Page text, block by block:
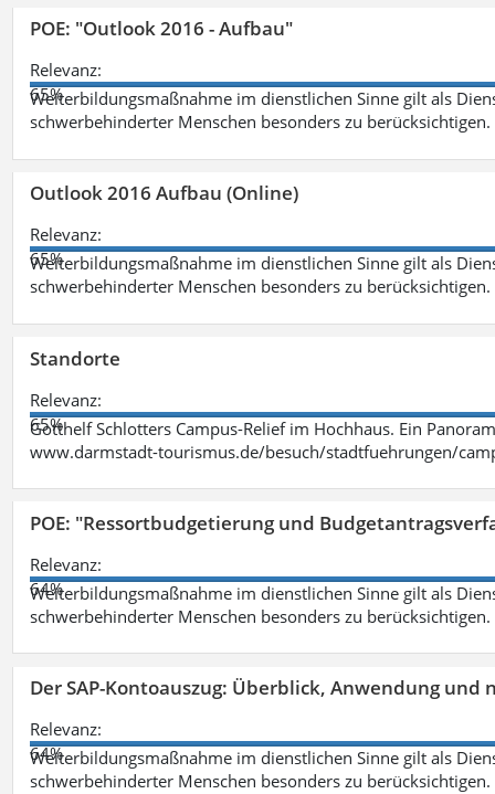
POE: "Outlook 2016 - Aufbau"
Relevanz:
65%
Weiterbildungsmaßnahme im dienstlichen Sinne gilt als
schwerbehinderter Menschen besonders zu berücksichtigen.
Outlook 2016 Aufbau (Online)
Relevanz:
65%
Weiterbildungsmaßnahme im dienstlichen Sinne gilt als
schwerbehinderter Menschen besonders zu berücksichtigen.
Standorte
Relevanz:
65%
Gotthelf Schlotters Campus-Relief im Hochhaus. Ein
www.darmstadt-tourismus.de/besuch/stadtfuehrungen/
POE: "Ressortbudgetierung und
Relevanz:
64%
Weiterbildungsmaßnahme im dienstlichen Sinne gilt als
schwerbehinderter Menschen besonders zu berücksichtigen.
Der SAP-Kontoauszug: Überblick, Anwendung
Relevanz:
64%
Weiterbildungsmaßnahme im dienstlichen Sinne gilt als
schwerbehinderter Menschen besonders zu berücksichtigen.